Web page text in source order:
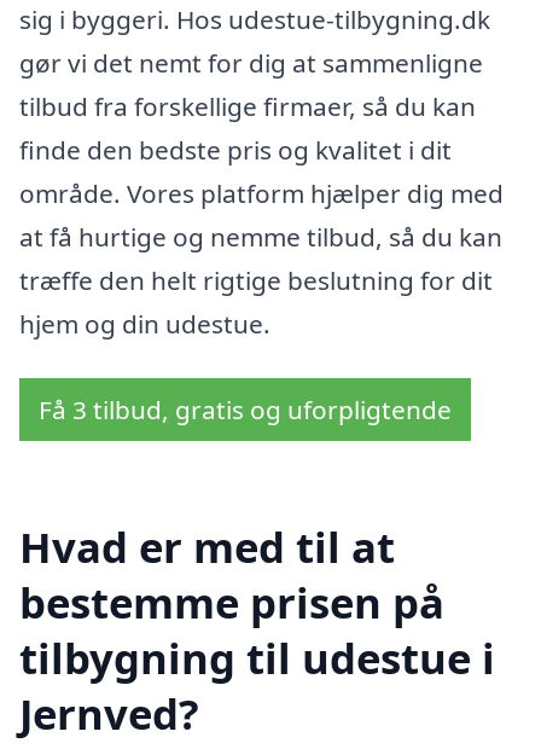
sig i byggeri. Hos udestue-tilbygning.dk
gør vi det nemt for dig at sammenligne
tilbud fra forskellige firmaer, så du kan
finde den bedste pris og kvalitet i dit
område. Vores platform hjælper dig med
at få hurtige og nemme tilbud, så du kan
træffe den helt rigtige beslutning for dit
hjem og din udestue.
Få 3 tilbud, gratis og uforpligtende
Hvad er med til at
bestemme prisen på
tilbygning til udestue i
Jernved?